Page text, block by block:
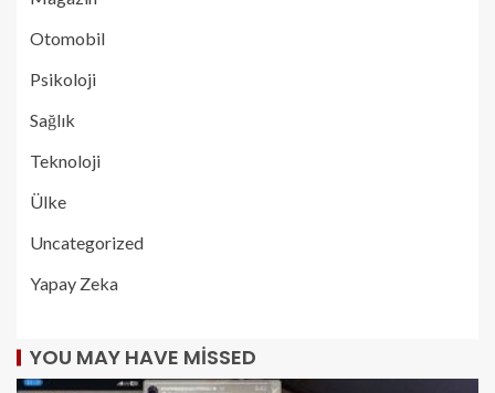
Otomobil
Psikoloji
Sağlık
Teknoloji
Ülke
Uncategorized
Yapay Zeka
YOU MAY HAVE MISSED